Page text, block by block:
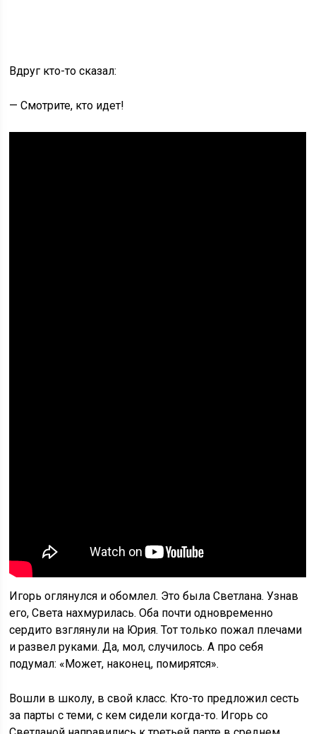
Вдруг кто-то сказал:
— Смотрите, кто идет!
Игорь оглянулся и обомлел. Это была Светлана. Узнав
его, Света нахмурилась. Оба почти одновременно
сердито взглянули на Юрия. Тот только пожал плечами
и развел руками. Да, мол, случилось. А про себя
подумал: «Может, наконец, помирятся».
Вошли в школу, в свой класс. Кто-то предложил сесть
за парты с теми, с кем сидели когда-то. Игорь со